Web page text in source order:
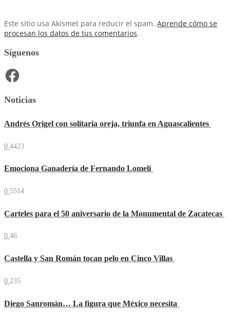
Este sitio usa Akismet para reducir el spam. Aprende cómo se
procesan los datos de tus comentarios.
Síguenos
Facebook
Noticias
Andrés Origel con solitaria oreja, triunfa en Aguascalientes
0 4423
Emociona Ganadería de Fernando Lomelí
0 5514
Carteles para el 50 aniversario de la Monumental de Zacatecas
0 46
Castella y San Román tocan pelo en Cinco Villas
0 235
Diego Sanromán… La figura que México necesita